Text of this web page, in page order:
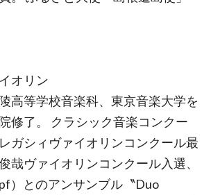
オリン
高等学校音楽科、東京音楽大学を
修了。 クラシック音楽コンクー
ガシィヴァイオリンコンクール最
哉ヴァイオリンコンクール入選、
）とのアンサンブル〝Duo